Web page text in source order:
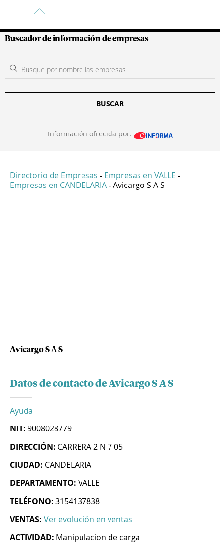
Guía de Empresas Colombianas
Buscador de información de empresas
BUSCAR
Información ofrecida por:
Directorio de Empresas - Empresas en VALLE -
Empresas en CANDELARIA - Avicargo S A S
Avicargo S A S
Datos de contacto de Avicargo S A S
Ayuda
NIT: 9008028779
DIRECCIÓN: CARRERA 2 N 7 05
CIUDAD: CANDELARIA
DEPARTAMENTO: VALLE
TELÉFONO: 3154137838
VENTAS: Ver evolución en ventas
ACTIVIDAD: Manipulacion de carga